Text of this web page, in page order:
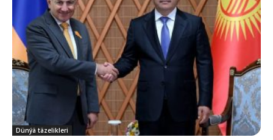
Dünýä täzelikleri